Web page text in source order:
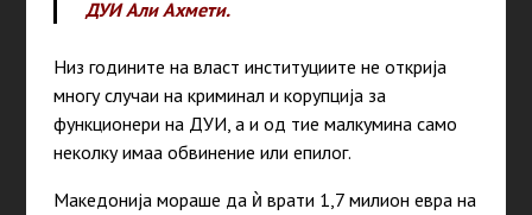
ДУИ Али Ахмети.
Низ годините на власт институциите не открија
многу случаи на криминал и корупција за
функционери на ДУИ, а и од тие малкумина само
неколку имаа обвинение или епилог.
Македонија мораше да ѝ врати 1,7 милион евра на